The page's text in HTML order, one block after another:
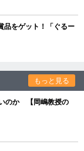
品をゲット！「ぐるー
もっと見る
のか 【岡嶋教授の